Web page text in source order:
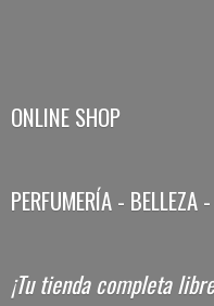
ONLINE SHOP
PERFUMERÍA - BELLEZA
¡Tu tienda completa